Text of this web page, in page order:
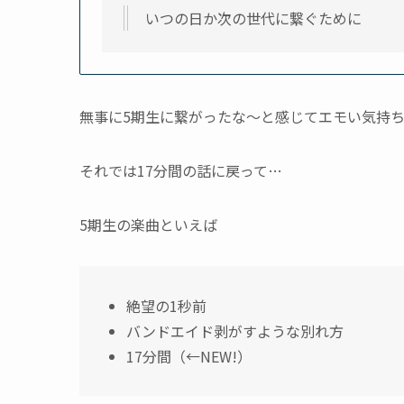
いつの日か次の世代に繋ぐために
無事に5期生に繋がったな〜と感じてエモい気持ち
それでは17分間の話に戻って…
5期生の楽曲といえば
絶望の1秒前
バンドエイド剥がすような別れ方
17分間（←NEW!）